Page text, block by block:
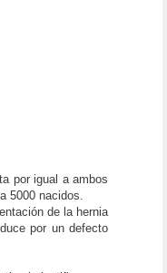
por igual a ambos
5000 nacidos.
de la hernia
por un defecto